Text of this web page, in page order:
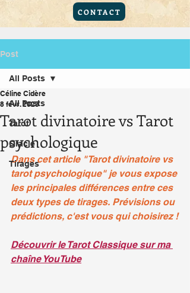
CONTACT
Post
All Posts
Tarot
Oracle
Tirages
All Posts
Tarot divinatoire vs Tarot
psychologique
Céline Cidère
8 févr. 2023
Dans cet article "Tarot divinatoire vs
tarot psychologique" je vous expose
les principales différences entre ces
deux types de tirages. Prévisions ou
prédictions, c'est vous qui choisirez !
Découvrir le Tarot Classique sur ma
chaîne YouTube